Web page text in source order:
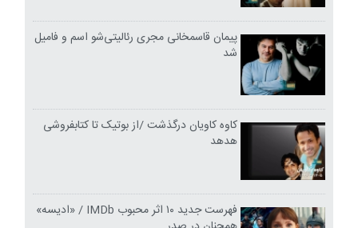
پیمان قاسمخانی مجری رئالیتی‌شو اسم و فامیل
شد
کاوه کاویان درگذشت /از بوتیک تا کتابفروشی
هدهد
فهرست جدید ۱۰ اثر محبوب IMDb / «ادیسه»